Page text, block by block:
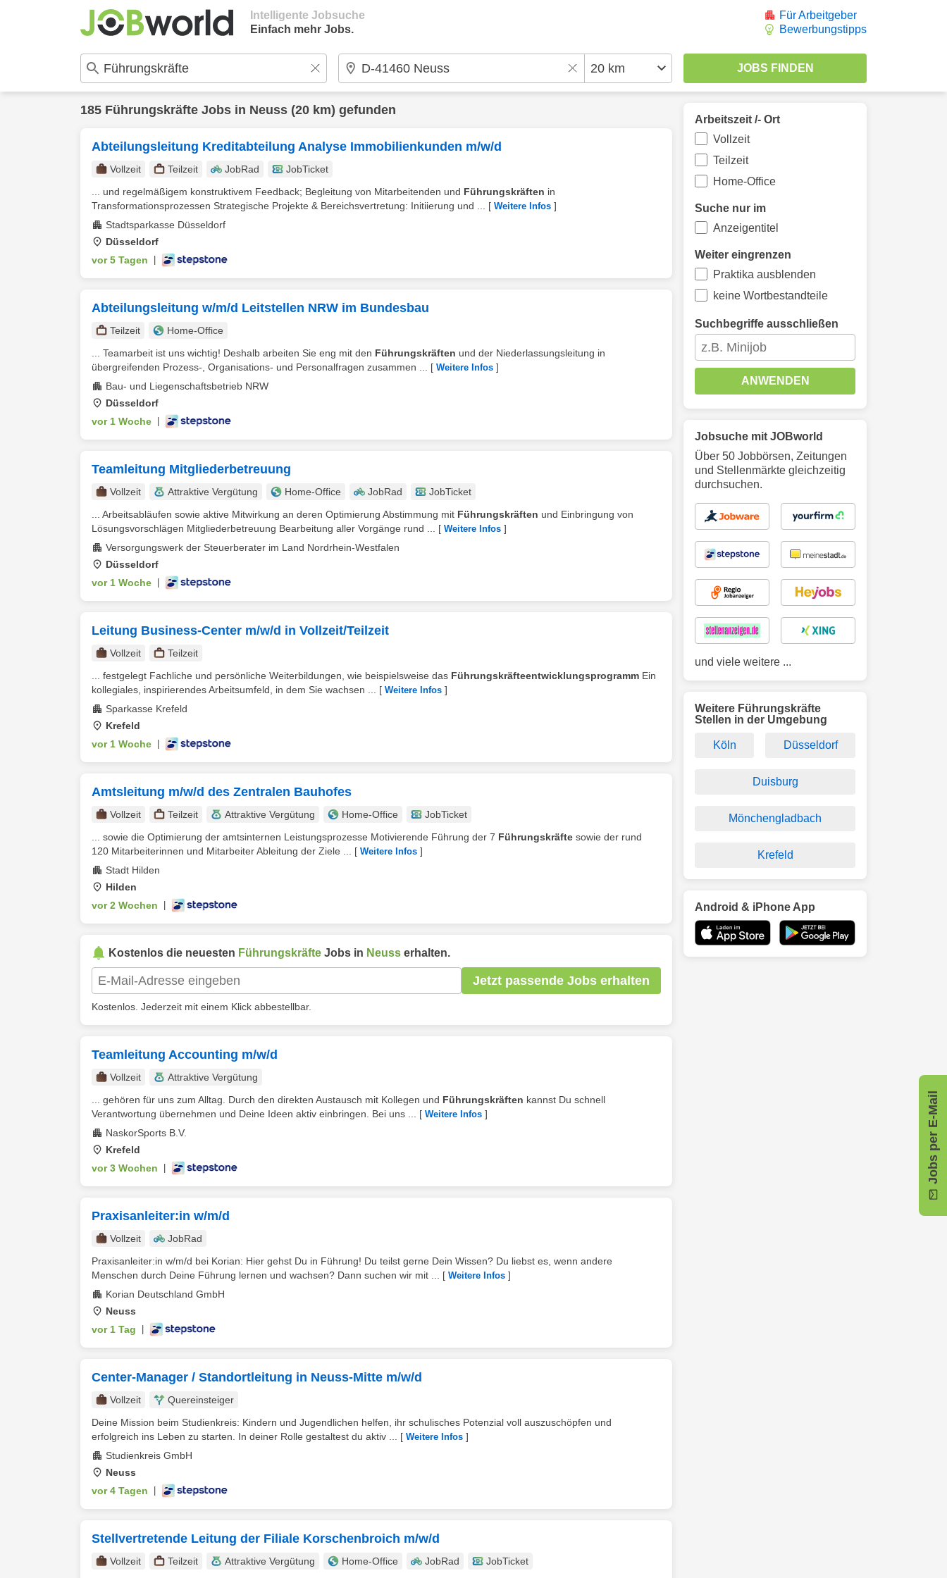
Intelligente Jobsuche
Einfach mehr Jobs.
Für Arbeitgeber
Bewerbungstipps
185 Führungskräfte Jobs in Neuss (20 km) gefunden
Abteilungsleitung Kreditabteilung Analyse Immobilienkunden m/w/d
Vollzeit Teilzeit JobRad
JobTicket
... und regelmäßigem konstruktivem Feedback; Begleitung von Mitarbeitenden und Führungskräften in
Transformationsprozessen Strategische Projekte & Bereichsvertretung: Initiierung und ...
[ Weitere Infos ]
Stadtsparkasse Düsseldorf
Düsseldorf
vor 5 Tagen
Abteilungsleitung w/m/d Leitstellen NRW im Bundesbau
Teilzeit
Home-Office
... Teamarbeit ist uns wichtig! Deshalb arbeiten Sie eng mit den Führungskräften und der Niederlassungsleitung in
übergreifenden Prozess-, Organisations- und Personalfragen zusammen ...
[ Weitere Infos ]
Bau- und Liegenschaftsbetrieb NRW
Düsseldorf
vor 1 Woche
Teamleitung Mitgliederbetreuung
Vollzeit Attraktive Vergütung Home-Office JobRad
JobTicket
... Arbeitsabläufen sowie aktive Mitwirkung an deren Optimierung Abstimmung mit Führungskräften und Einbringung von
Lösungsvorschlägen Mitgliederbetreuung Bearbeitung aller Vorgänge rund ...
[ Weitere Infos ]
Versorgungswerk der Steuerberater im Land Nordrhein-Westfalen
Düsseldorf
vor 1 Woche
Leitung Business-Center m/w/d in Vollzeit/Teilzeit
Vollzeit
Teilzeit
... festgelegt Fachliche und persönliche Weiterbildungen, wie beispielsweise das Führungskräfteentwicklungsprogramm Ein
kollegiales, inspirierendes Arbeitsumfeld, in dem Sie wachsen ...
[ Weitere Infos ]
Sparkasse Krefeld
Krefeld
vor 1 Woche
Amtsleitung m/w/d des Zentralen Bauhofes
Vollzeit Teilzeit Attraktive Vergütung Home-Office
JobTicket
... sowie die Optimierung der amtsinternen Leistungsprozesse Motivierende Führung der 7 Führungskräfte sowie der rund
120 Mitarbeiterinnen und Mitarbeiter Ableitung der Ziele ...
[ Weitere Infos ]
Stadt Hilden
Hilden
vor 2 Wochen
Kostenlos die neuesten Führungskräfte Jobs in Neuss erhalten.
Jetzt passende Jobs erhalten
Kostenlos. Jederzeit mit einem Klick abbestellbar.
Teamleitung Accounting m/w/d
Vollzeit
Attraktive Vergütung
... gehören für uns zum Alltag. Durch den direkten Austausch mit Kollegen und Führungskräften kannst Du schnell
Verantwortung übernehmen und Deine Ideen aktiv einbringen. Bei uns ...
[ Weitere Infos ]
NaskorSports B.V.
Krefeld
vor 3 Wochen
Praxisanleiter:in w/m/d
Vollzeit
JobRad
Praxisanleiter:in w/m/d bei Korian: Hier gehst Du in Führung! Du teilst gerne Dein Wissen? Du liebst es, wenn andere
Menschen durch Deine Führung lernen und wachsen? Dann suchen wir mit ...
[ Weitere Infos ]
Korian Deutschland GmbH
Neuss
vor 1 Tag
Center-Manager / Standortleitung in Neuss-Mitte m/w/d
Vollzeit
Quereinsteiger
Deine Mission beim Studienkreis: Kindern und Jugendlichen helfen, ihr schulisches Potenzial voll auszuschöpfen und
erfolgreich ins Leben zu starten. In deiner Rolle gestaltest du aktiv ...
[ Weitere Infos ]
Studienkreis GmbH
Neuss
vor 4 Tagen
Stellvertretende Leitung der Filiale Korschenbroich m/w/d
Vollzeit Teilzeit Attraktive Vergütung Home-Office JobRad
JobTicket
Jobs per E-Mail
Arbeitszeit /- Ort
Vollzeit
Teilzeit
Home-Office
Suche nur im
Anzeigentitel
Weiter eingrenzen
Praktika ausblenden
keine Wortbestandteile
Suchbegriffe ausschließen
ANWENDEN
Jobsuche mit JOBworld
Über 50 Jobbörsen, Zeitungen
und Stellenmärkte gleichzeitig
durchsuchen.
und viele weitere ...
Weitere Führungskräfte
Stellen in der Umgebung
Köln Düsseldorf
Duisburg
Mönchengladbach
Krefeld
Android & iPhone App